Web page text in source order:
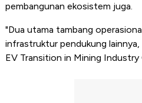
pembangunan ekosistem juga.
"Dua utama tambang
infrastruktur pendukung
EV Transition in Mining